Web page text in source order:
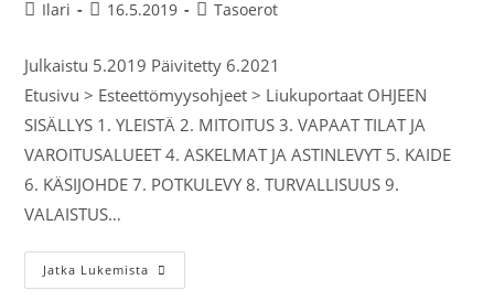
Ilari 16.5.2019 Tasoerot
Julkaistu 5.2019 Päivitetty 6.2021
Etusivu > Esteettömyysohjeet > Liukuportaat OHJEEN
SISÄLLYS 1. YLEISTÄ 2. MITOITUS 3. VAPAAT TILAT JA
VAROITUSALUEET 4. ASKELMAT JA ASTINLEVYT 5. KAIDE
6. KÄSIJOHDE 7. POTKULEVY 8. TURVALLISUUS 9.
VALAISTUS…
Jatka Lukemista